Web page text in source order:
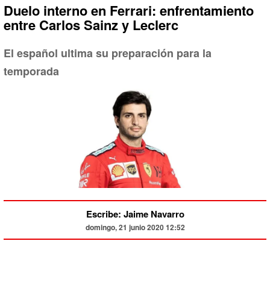
Duelo interno en Ferrari: enfrentamiento
entre Carlos Sainz y Leclerc
El español ultima su preparación para la
temporada
Escribe: Jaime Navarro
domingo, 21 junio 2020 12:52